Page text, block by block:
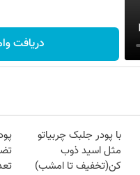
دریافت
با پودر جلبک چربیاتو
مثل اسید ذوب
کن(تخفیف تا امشب)